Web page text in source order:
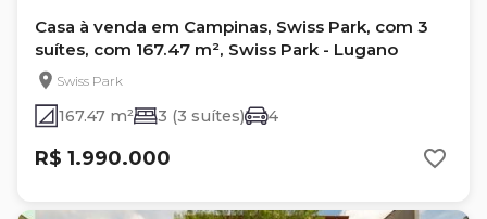
Casa à venda em Campinas, Swiss Park, com 3
suítes, com 167.47 m², Swiss Park - Lugano
Swiss Park
167.47 m² 3 (3 suítes) 4
R$ 1.990.000